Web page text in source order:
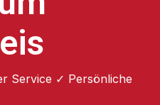
Service ✓ Persönliche